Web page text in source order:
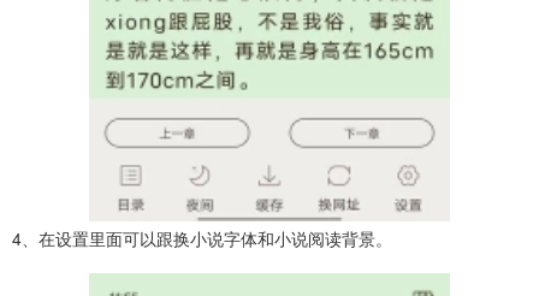
4、在设置里面可以跟换小说字体和小说阅读背景。